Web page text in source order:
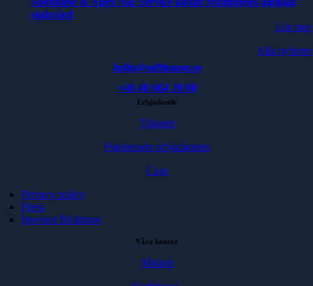
sjukvård
Läs mer
Alla nyheter
hello@softhouse.se
+46 40 664 39 00
Erbjudande
Tjänster
Paketerade erbjudanden
Case
Privacy policy
Press
Investor Relations
Våra kontor
Malmö